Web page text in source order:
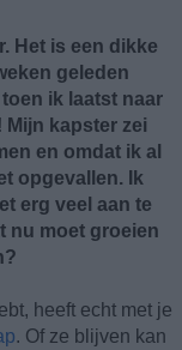
Het is een dikke
geleden
ik laatst naar
kapster zei
en omdat ik al
opgevallen. Ik
erg veel aan te
nu moet groeien
heeft echt met je
. Of ze blijven kan